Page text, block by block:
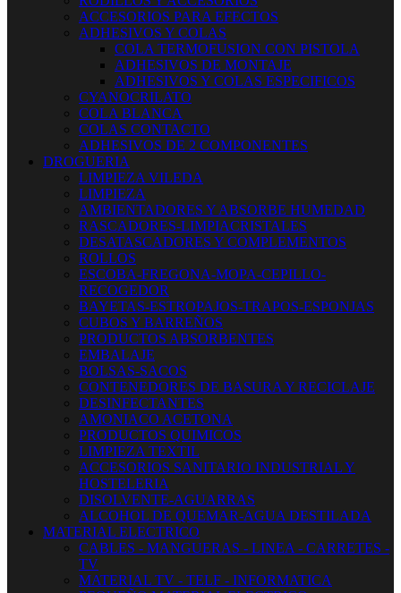
ACCESORIOS PARA EFECTOS
ADHESIVOS Y COLAS
COLA TERMOFUSION CON PISTOLA
ADHESIVOS DE MONTAJE
ADHESIVOS Y COLAS ESPECIFICOS
CYANOCRILATO
COLA BLANCA
COLAS CONTACTO
ADHESIVOS DE 2 COMPONENTES
DROGUERIA
LIMPIEZA VILEDA
LIMPIEZA
AMBIENTADORES Y ABSORBE HUMEDAD
RASCADORES-LIMPIACRISTALES
DESATASCADORES Y COMPLEMENTOS
ROLLOS
ESCOBA-FREGONA-MOPA-CEPILLO-
RECOGEDOR
BAYETAS-ESTROPAJOS-TRAPOS-ESPONJAS
CUBOS Y BARREÑOS
PRODUCTOS ABSORBENTES
EMBALAJE
BOLSAS-SACOS
CONTENEDORES DE BASURA Y RECICLAJE
DESINFECTANTES
AMONIACO ACETONA
PRODUCTOS QUIMICOS
LIMPIEZA TEXTIL
ACCESORIOS SANITARIO INDUSTRIAL Y
HOSTELERIA
DISOLVENTE-AGUARRAS
ALCOHOL DE QUEMAR-AGUA DESTILADA
MATERIAL ELECTRICO
CABLES - MANGUERAS - LINEA - CARRETES -
TV
MATERIAL TV - TELF - INFORMATICA